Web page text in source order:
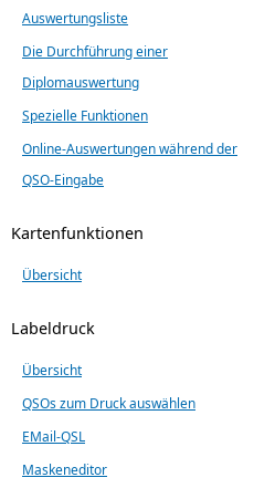
Auswertungsliste
Die Durchführung einer
Diplomauswertung
Spezielle Funktionen
Online-Auswertungen während der
QSO-Eingabe
Kartenfunktionen
Übersicht
Labeldruck
Übersicht
QSOs zum Druck auswählen
EMail-QSL
Maskeneditor